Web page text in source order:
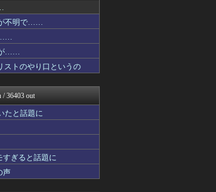
ょい速報
様
報 -修羅場・...
アンビリバボー｜...
速報 -修羅場・...
てもの申す！！
ァモザイク＠ネ...
チョキパー
速報 -修羅場・...
報 -修羅場・...
さん | スマブ...
アンビリバボー｜...
が不明で……
……
が……
ストのやり口というの
/ 36403 out
たと話題に
ぎると話題に
声